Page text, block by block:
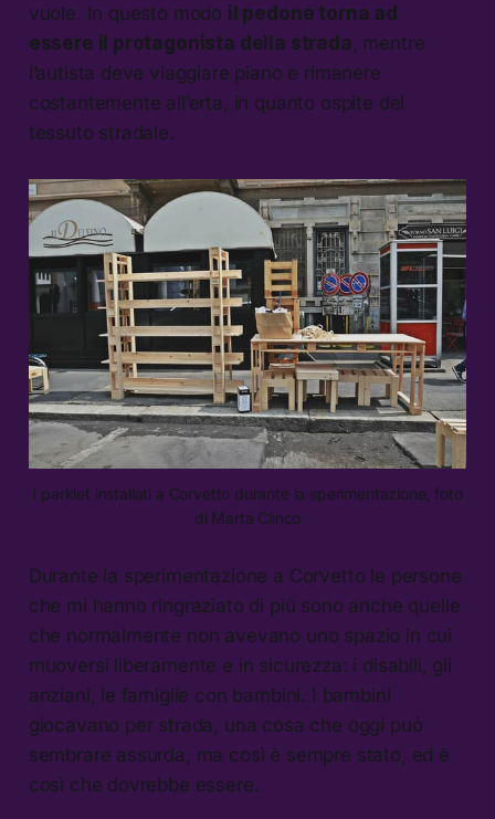
vuole. In questo modo il pedone torna ad
essere il protagonista della strada , mentre
l’autista deve viaggiare piano e rimanere
costantemente all’erta, in quanto ospite del
tessuto stradale.
I parklet installati a Corvetto durante la sperimentazione, foto
di Marta Clinco
Durante la sperimentazione a Corvetto le persone
che mi hanno ringraziato di più sono anche quelle
che normalmente non avevano uno spazio in cui
muoversi liberamente e in sicurezza: i disabili, gli
anziani, le famiglie con bambini. I bambini
giocavano per strada, una cosa che oggi può
sembrare assurda, ma così è sempre stato, ed è
così che dovrebbe essere.